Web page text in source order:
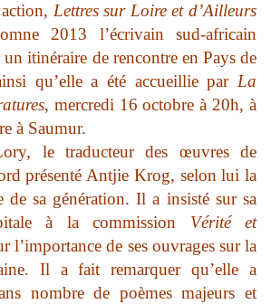
Lettres sur Loire et d’Ailleurs
2013 l’écrivain sud-africain
itinéraire de rencontre en Pays de
qu’elle a été accueillie par La
, mercredi 16 octobre à 20h, à
à Saumur.
le traducteur des œuvres de
présenté Antjie Krog, selon lui la
sa génération. Il a insisté sur sa
à la commission Vérité et
l’importance de ses ouvrages sur la
Il a fait remarquer qu’elle a
nombre de poèmes majeurs et